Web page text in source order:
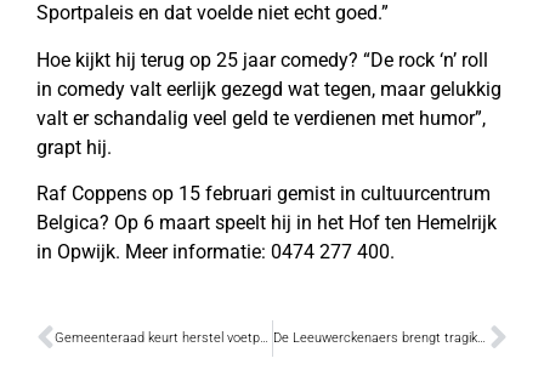
Sportpaleis en dat voelde niet echt goed.”
Hoe kijkt hij terug op 25 jaar comedy? “De rock ‘n’ roll
in comedy valt eerlijk gezegd wat tegen, maar gelukkig
valt er schandalig veel geld te verdienen met humor”,
grapt hij.
Raf Coppens op 15 februari gemist in cultuurcentrum
Belgica? Op 6 maart speelt hij in het Hof ten Hemelrijk
in Opwijk. Meer informatie: 0474 277 400.
Gemeenteraad keurt herstel voetpaden goed De Leeuwerckenaers brengt tragikomedie ‘Vaders’